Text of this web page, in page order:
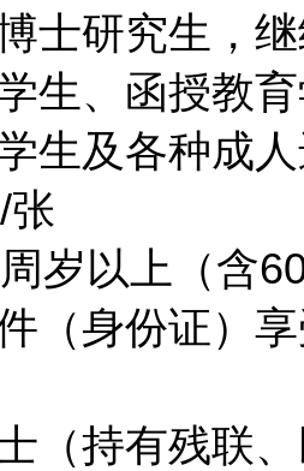
士研究生，
生、函授教
生及各种成
张
岁以上（含
（身份证）
（持有残联